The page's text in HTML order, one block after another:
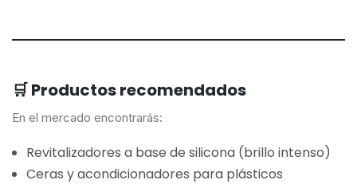
🛒 Productos recomendados
En el mercado encontrarás:
Revitalizadores a base de silicona (brillo intenso)
Ceras y acondicionadores para plásticos